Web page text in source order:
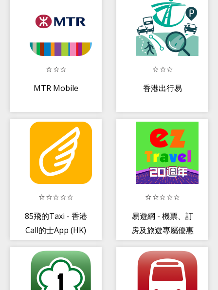
MTR Mobile 香港出行易
85飛的Taxi - 香港
Call的士App (HK)
易遊網 - 機票、訂
房及旅遊專屬優惠